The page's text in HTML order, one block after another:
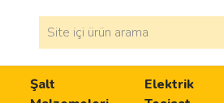
Şalt
Elektrik